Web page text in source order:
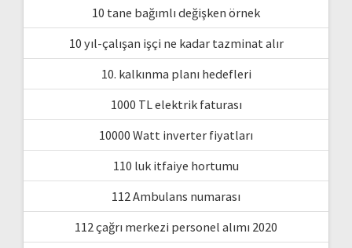
10 tane bağımlı değişken örnek
10 yıl-çalışan işçi ne kadar tazminat alır
10. kalkınma planı hedefleri
1000 TL elektrik faturası
10000 Watt inverter fiyatları
110 luk itfaiye hortumu
112 Ambulans numarası
112 çağrı merkezi personel alımı 2020